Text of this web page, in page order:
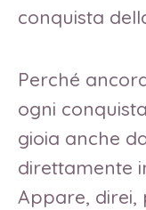
conquista
Perché
ogni
gioia anche
direttamente
Appare, direi,